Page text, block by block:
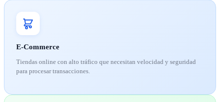
E-Commerce
Tiendas online con alto tráfico que necesitan velocidad y seguridad
para procesar transacciones.